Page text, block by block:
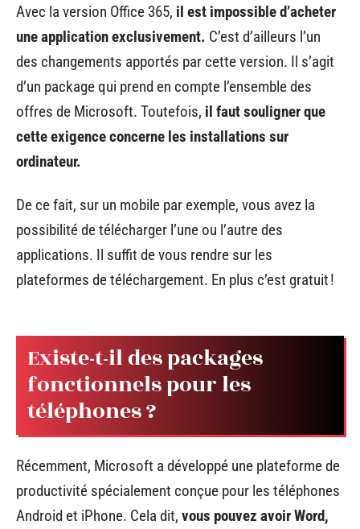
Avec la version Office 365, il est impossible d’acheter
une application exclusivement. C’est d’ailleurs l’un
des changements apportés par cette version. Il s’agit
d’un package qui prend en compte l’ensemble des
offres de Microsoft. Toutefois, il faut souligner que
cette exigence concerne les installations sur
ordinateur.
De ce fait, sur un mobile par exemple, vous avez la
possibilité de télécharger l’une ou l’autre des
applications. Il suffit de vous rendre sur les
plateformes de téléchargement. En plus c’est gratuit !
Existe-t-il des packages
fonctionnels pour les
téléphones ?
Récemment, Microsoft a développé une plateforme de
productivité spécialement conçue pour les téléphones
Android et iPhone. Cela dit, vous pouvez avoir Word,